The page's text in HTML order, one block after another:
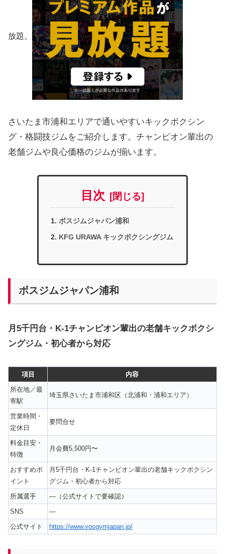
放題。
さいたま市浦和エリアで通いやすいキックボクシン
グ・格闘技ジムをご紹介します。チャンピオン輩出の
老舗ジムや良心価格のジムが揃います。
目次
ボスジムジャパン浦和
KFG URAWA キックボクシングジム
ボスジムジャパン浦和
月5千円台・K-1チャンピオン輩出の老舗キックボクシ
ングジム・初心者から対応
項目
内容
所在地／最
寄駅
埼玉県さいたま市浦和区（北浦和・浦和エリア）
営業時間・
定休日
要問合せ
料金目安・
特徴
月会費5,500円〜
おすすめポ
イント
月5千円台・K-1チャンピオン輩出の老舗キックボクシン
グジム・初心者から対応
所属選手
—（公式サイトで要確認）
SNS
—
公式サイト
https://www.vosgymjapan.jp/